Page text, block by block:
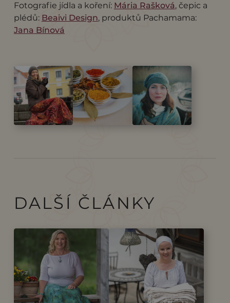
Fotografie jídla a koření: Mária Rašková, čepic a
plédů: Beaivi Design, produktů Pachamama:
Jana Bínová
DALŠÍ ČLÁNKY